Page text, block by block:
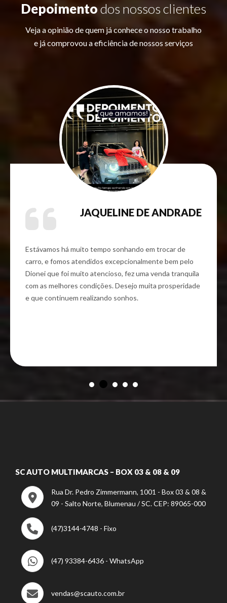
Depoimentodos nossos clientes
Veja a opinião de quem já conhece o nosso trabalho
e já comprovou a eficiência de nossos serviços
JAQUELINE DE ANDRADE
Estávamos há muito tempo sonhando em trocar de
carro, e fomos atendidos excepcionalmente bem pelo
Dionei que foi muito atencioso, fez uma venda tranquila
com as melhores condições. Desejo muita prosperidade
e que continuem realizando sonhos.
SC AUTO MULTIMARCAS – BOX 03 & 08 & 09
Rua Dr. Pedro Zimmermann, 1001 - Box 03 & 08 &
09 - Salto Norte, Blumenau / SC. CEP: 89065-000
(47)3144-4748 - Fixo
(47) 93384-6436 - WhatsApp
vendas@scauto.com.br